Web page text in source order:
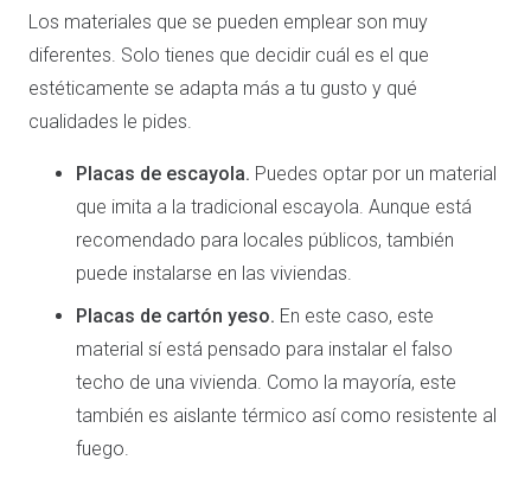
Los materiales que se pueden emplear son muy
diferentes. Solo tienes que decidir cuál es el que
estéticamente se adapta más a tu gusto y qué
cualidades le pides.
Placas de escayola. Puedes optar por un material
que imita a la tradicional escayola. Aunque está
recomendado para locales públicos, también
puede instalarse en las viviendas.
Placas de cartón yeso. En este caso, este
material sí está pensado para instalar el falso
techo de una vivienda. Como la mayoría, este
también es aislante térmico así como resistente al
fuego.